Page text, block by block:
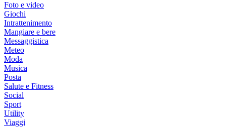
Foto e video
Giochi
Intrattenimento
Mangiare e bere
Messaggistica
Meteo
Moda
Musica
Posta
Salute e Fitness
Social
Sport
Utility
Viaggi